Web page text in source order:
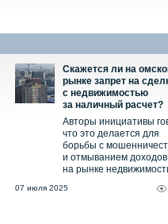
Скажется ли на
рынке запрет на
с недвижимостью
за наличный расчет?
Авторы инициативы
что это делается для
борьбы с
и отмыванием доходов
на рынке
07 июля 2025